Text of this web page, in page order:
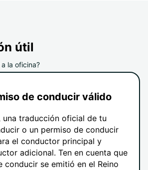
útil
la oficina?
de conducir válido
una traducción oficial de tu
o un permiso de conducir
el conductor principal y
adicional. Ten en cuenta que
conducir se emitió en el Reino